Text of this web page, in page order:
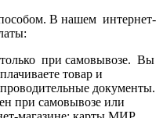
В нашем интернет-
при самовывозе. Вы
товар и
документы.
при самовывозе или